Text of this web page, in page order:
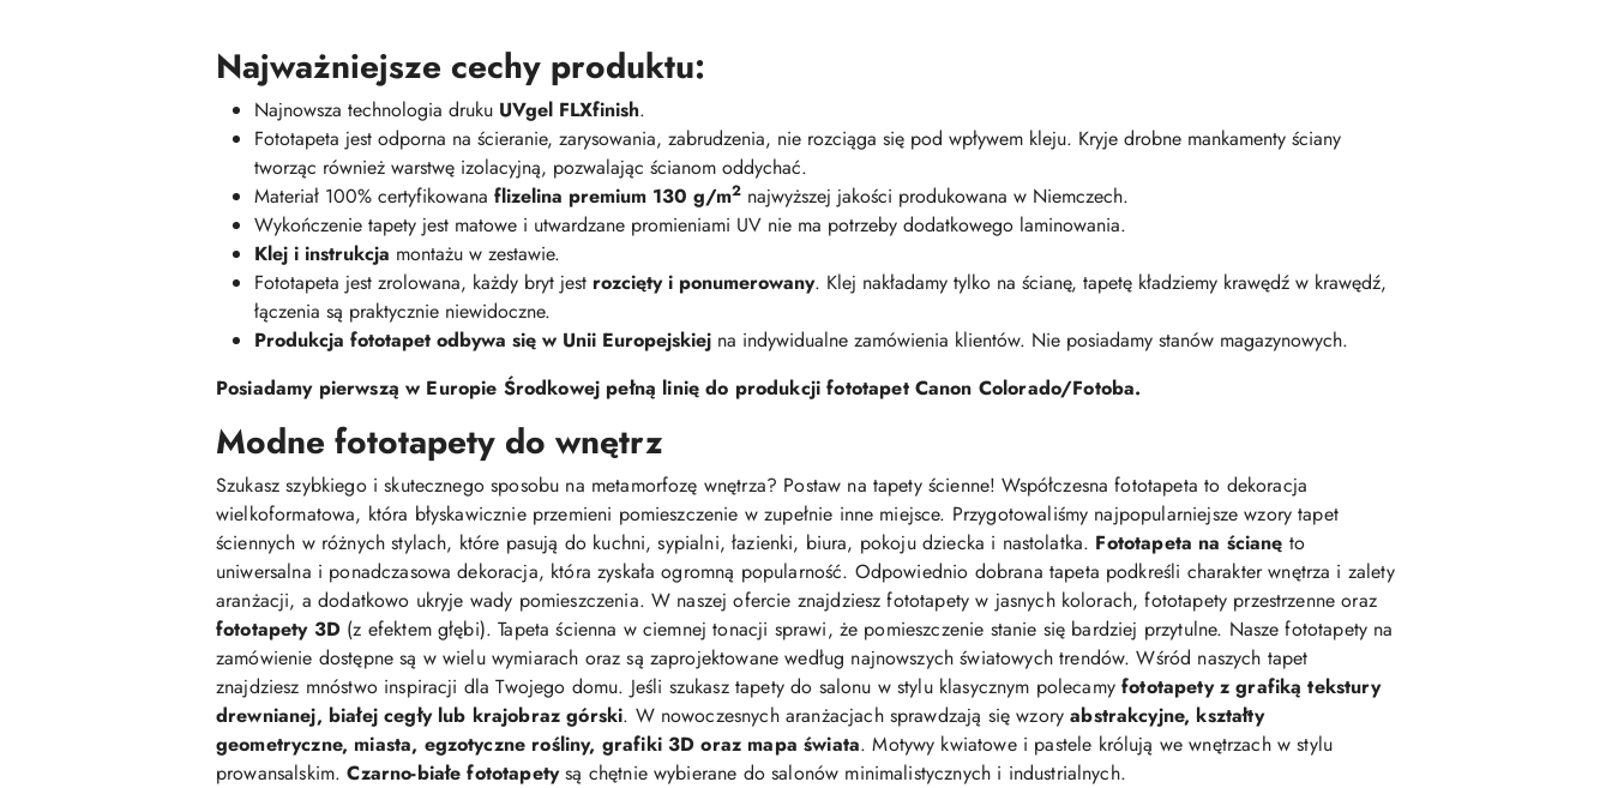
Najważniejsze cechy produktu:
Najnowsza technologia druku UVgel FLXfinish.
Fototapeta jest odporna na ścieranie, zarysowania, zabrudzenia, nie rozciąga się pod wpływem kleju. Kryje drobne mankamenty ściany
tworząc również warstwę izolacyjną, pozwalając ścianom oddychać.
Materiał 100% certyfikowana flizelina premium 130 g/m2 najwyższej jakości produkowana w Niemczech.
Wykończenie tapety jest matowe i utwardzane promieniami UV nie ma potrzeby dodatkowego laminowania.
Klej i instrukcja montażu w zestawie.
Fototapeta jest zrolowana, każdy bryt jest rozcięty i ponumerowany. Klej nakładamy tylko na ścianę, tapetę kładziemy krawędź w krawędź,
łączenia są praktycznie niewidoczne.
Produkcja fototapet odbywa się w Unii Europejskiej na indywidualne zamówienia klientów. Nie posiadamy stanów magazynowych.
Posiadamy pierwszą w Europie Środkowej pełną linię do produkcji fototapet Canon Colorado/Fotoba.
Modne fototapety do wnętrz
Szukasz szybkiego i skutecznego sposobu na metamorfozę wnętrza? Postaw na tapety ścienne! Współczesna fototapeta to dekoracja
wielkoformatowa, która błyskawicznie przemieni pomieszczenie w zupełnie inne miejsce. Przygotowaliśmy najpopularniejsze wzory tapet
ściennych w różnych stylach, które pasują do kuchni, sypialni, łazienki, biura, pokoju dziecka i nastolatka. Fototapeta na ścianę to
uniwersalna i ponadczasowa dekoracja, która zyskała ogromną popularność. Odpowiednio dobrana tapeta podkreśli charakter wnętrza i zalety
aranżacji, a dodatkowo ukryje wady pomieszczenia. W naszej ofercie znajdziesz fototapety w jasnych kolorach, fototapety przestrzenne oraz
fototapety 3D (z efektem głębi). Tapeta ścienna w ciemnej tonacji sprawi, że pomieszczenie stanie się bardziej przytulne. Nasze fototapety na
zamówienie dostępne są w wielu wymiarach oraz są zaprojektowane według najnowszych światowych trendów. Wśród naszych tapet
znajdziesz mnóstwo inspiracji dla Twojego domu. Jeśli szukasz tapety do salonu w stylu klasycznym polecamyfototapety z grafiką tekstury
drewnianej, białej cegły lub krajobraz górski. W nowoczesnych aranżacjach sprawdzają się wzoryabstrakcyjne, kształty
geometryczne, miasta, egzotyczne rośliny, grafiki 3D oraz mapa świata. Motywy kwiatowe i pastele królują we wnętrzach w stylu
prowansalskim.Czarno-białe fototapetysą chętnie wybierane do salonów minimalistycznych i industrialnych.